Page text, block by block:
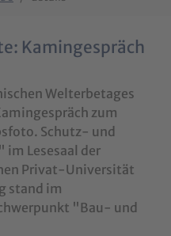
Kamingespräch
Welterbetages
zum
Schutz- und
Lesesaal der
Privat-Universität
stand im
"Bau- und